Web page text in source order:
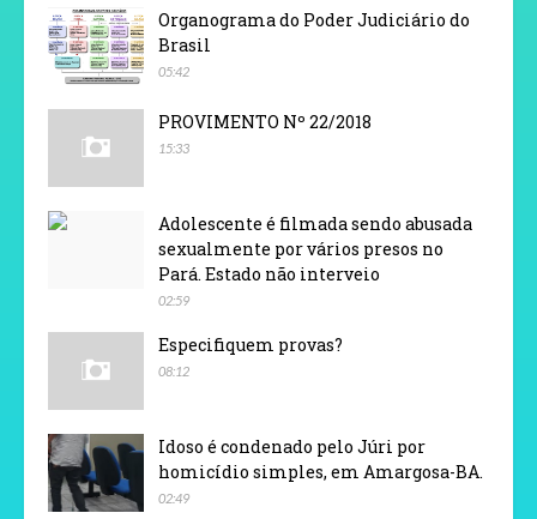
Organograma do Poder Judiciário do
Brasil
05:42
PROVIMENTO Nº 22/2018
15:33
Adolescente é filmada sendo abusada
sexualmente por vários presos no
Pará. Estado não interveio
02:59
Especifiquem provas?
08:12
Idoso é condenado pelo Júri por
homicídio simples, em Amargosa-BA.
02:49